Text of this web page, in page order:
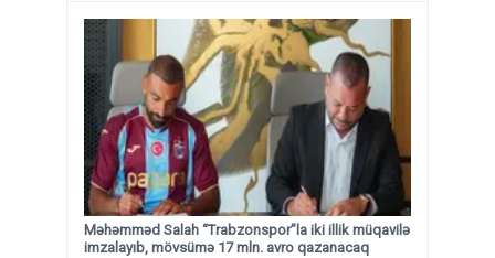
Məhəmməd Salah “Trabzonspor”la iki illik müqavilə
imzalayıb, mövsümə 17 mln. avro qazanacaq